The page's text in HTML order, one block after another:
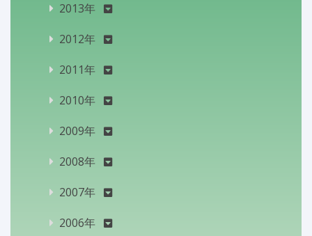
2013年
2012年
2011年
2010年
2009年
2008年
2007年
2006年